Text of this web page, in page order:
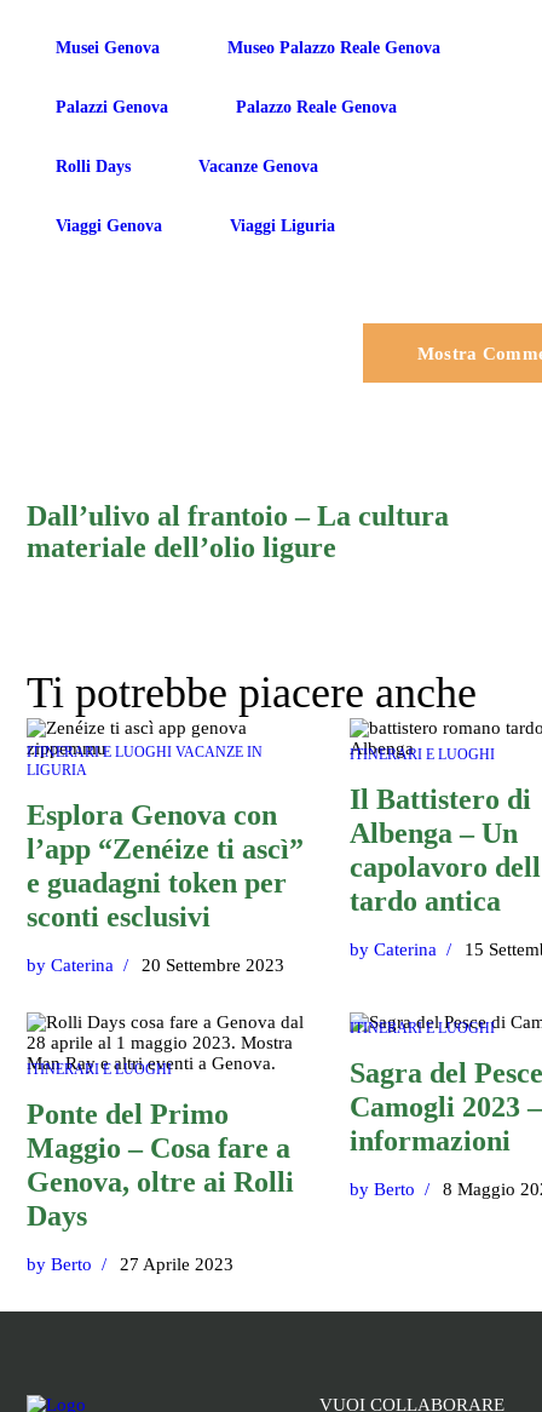
Musei Genova Museo Palazzo Reale Genova
Palazzi Genova Palazzo Reale Genova
Rolli Days Vacanze Genova
Viaggi Genova Viaggi Liguria
Mostra
Dall’ulivo al frantoio – La cultura
materiale dell’olio ligure
Ti potrebbe piacere anche
ITINERARI E LUOGHI VACANZE IN
LIGURIA
Esplora Genova con
l’app “Zenéize ti ascì”
e guadagni token per
sconti esclusivi
byCaterina 20 Settembre 2023
ITINERARI E LUOGHI
Il Battistero di
Albenga – Un
capolavoro
tardo antica
byCaterina 15
ITINERARI E LUOGHI
Ponte del Primo
Maggio – Cosa fare a
Genova, oltre ai Rolli
Days
byBerto 27 Aprile 2023
ITINERARI E LUOGHI
Sagra del
Camogli 2023
informazioni
byBerto 8 Maggio
VUOI COLLABORARE